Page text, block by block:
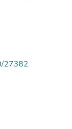
27382